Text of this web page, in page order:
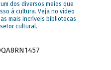
dos diversos meios que
à cultura. Veja no vídeo
mais incríveis bibliotecas
cultural.